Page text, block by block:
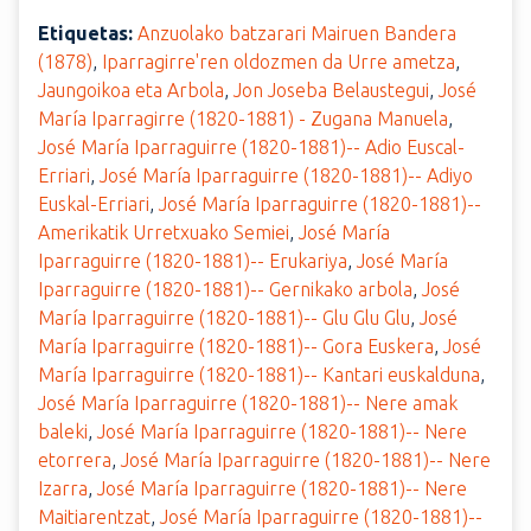
Etiquetas: Anzuolako batzarari Mairuen Bandera
(1878), Iparragirre'ren oldozmen da Urre ametza,
Jaungoikoa eta Arbola, Jon Joseba Belaustegui, José
María Iparragirre (1820-1881) - Zugana Manuela,
José María Iparraguirre (1820-1881)-- Adio Euscal-
Erriari, José María Iparraguirre (1820-1881)-- Adiyo
Euskal-Erriari, José María Iparraguirre (1820-1881)--
Amerikatik Urretxuako Semiei, José María
Iparraguirre (1820-1881)-- Erukariya, José María
Iparraguirre (1820-1881)-- Gernikako arbola, José
María Iparraguirre (1820-1881)-- Glu Glu Glu, José
María Iparraguirre (1820-1881)-- Gora Euskera, José
María Iparraguirre (1820-1881)-- Kantari euskalduna,
José María Iparraguirre (1820-1881)-- Nere amak
baleki, José María Iparraguirre (1820-1881)-- Nere
etorrera, José María Iparraguirre (1820-1881)-- Nere
Izarra, José María Iparraguirre (1820-1881)-- Nere
Maitiarentzat, José María Iparraguirre (1820-1881)--